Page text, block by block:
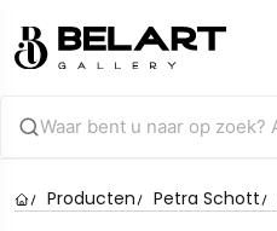
Producten Petra Schott